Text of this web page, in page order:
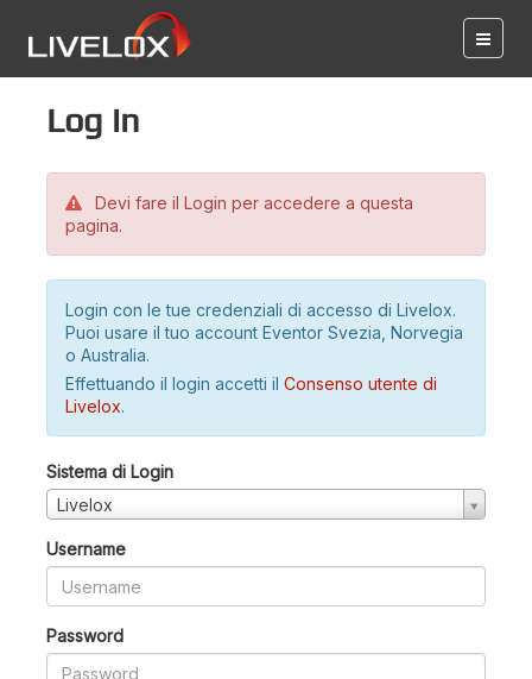
Log in
Devi fare il Login per accedere a questa
pagina.
Login con le tue credenziali di accesso di Livelox.
Puoi usare il tuo account Eventor Svezia, Norvegia
o Australia.
Effettuando il login accetti il Consenso utente di
Livelox.
Sistema di Login
Livelox
Username
Password